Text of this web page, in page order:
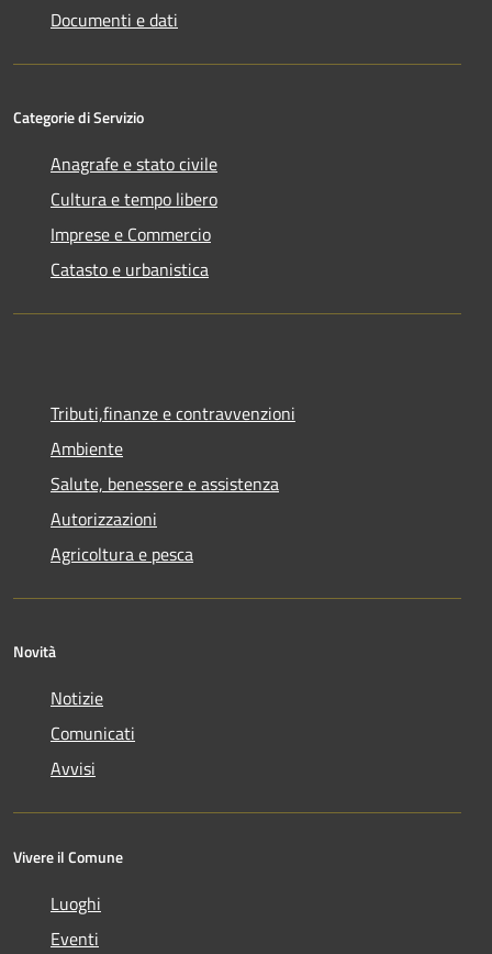
Documenti e dati
Categorie di Servizio
Anagrafe e stato civile
Cultura e tempo libero
Imprese e Commercio
Catasto e urbanistica
Tributi,finanze e contravvenzioni
Ambiente
Salute, benessere e assistenza
Autorizzazioni
Agricoltura e pesca
Novità
Notizie
Comunicati
Avvisi
Vivere il Comune
Luoghi
Eventi